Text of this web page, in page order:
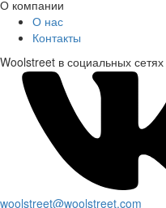
О компании
О нас
Контакты
Woolstreet в социальных сетях
woolstreet@woolstreet.com